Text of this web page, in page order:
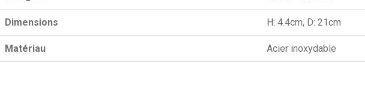
Dimensions H: 4.4cm, D: 21cm
Matériau Acier inoxydable